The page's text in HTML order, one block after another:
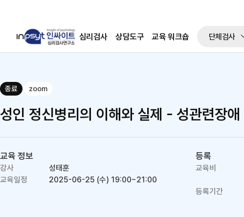
심리검사 상담도구 교육 워크숍 단체검사
종료 zoom
성인 정신병리의 이해와 실제 - 성관련장애
교육 정보
강사
성태훈
교육일정
2025-06-25 (수) 19:00~21:00
등록
교육비
등록기간